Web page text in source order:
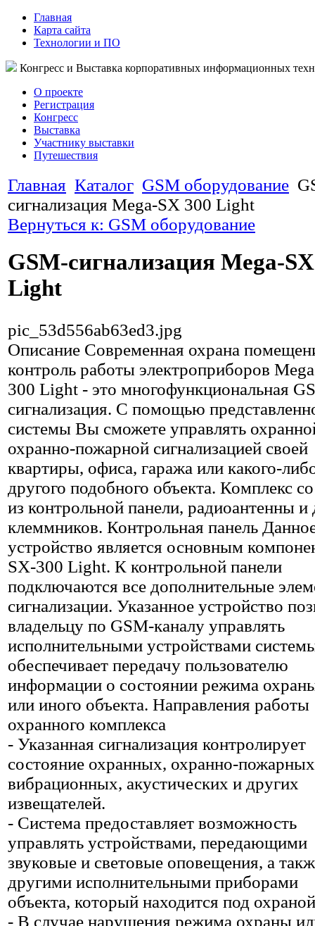
Главная
Карта сайта
Технологии и ПО
Конгресс и Выставка корпоративных информационных
О проекте
Регистрация
Конгресс
Выставка
Участнику выставки
Путешествия
Главная Каталог GSM оборудование
сигнализация Mega-SX 300 Light
Вернуться к: GSM оборудование
GSM-сигнализация Mega-
Light
pic_53d556ab63ed3.jpg
Описание Современная охрана
контроль работы электроприборов
300 Light - это многофункциональная
сигнализация. С помощью
системы Вы сможете управлять
охранно-пожарной сигнализацией своей
квартиры, офиса, гаража или какого-
другого подобного объекта. Комплекс
из контрольной панели, радиоантенны и
клеммников. Контрольная панель
устройство является основным
SX-300 Light. К контрольной панели
подключаются все дополнительные
сигнализации. Указанное устройство
владельцу по GSM-каналу управлять
исполнительными устройствами
обеспечивает передачу пользователю
информации о состоянии режима
или иного объекта. Направления работы
охранного комплекса
- Указанная сигнализация контролирует
состояние охранных, охранно-
вибрационных, акустических и других
извещателей.
- Система предоставляет возможность
управлять устройствами, передающими
звуковые и световые оповещения, а
другими исполнительными приборами
объекта, который находится под
- В случае нарушения режима охраны